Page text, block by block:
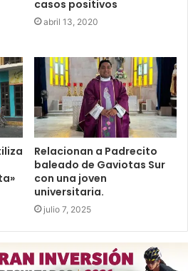
casos positivos
abril 13, 2020
Relacionan a Padrecito
baleado de Gaviotas Sur
con una joven
universitaria.
julio 7, 2025